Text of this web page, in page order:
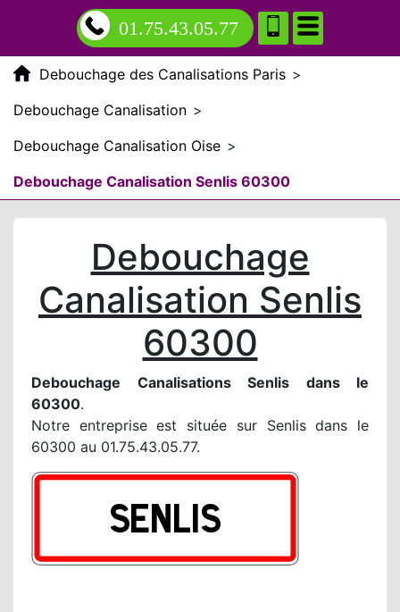
01.75.43.05.77
Debouchage des Canalisations Paris >
Debouchage Canalisation >
Debouchage Canalisation Oise >
Debouchage Canalisation Senlis 60300
Debouchage
Canalisation Senlis
60300
Debouchage Canalisations Senlis dans le
60300.
Notre entreprise est située sur Senlis dans le
60300 au 01.75.43.05.77.